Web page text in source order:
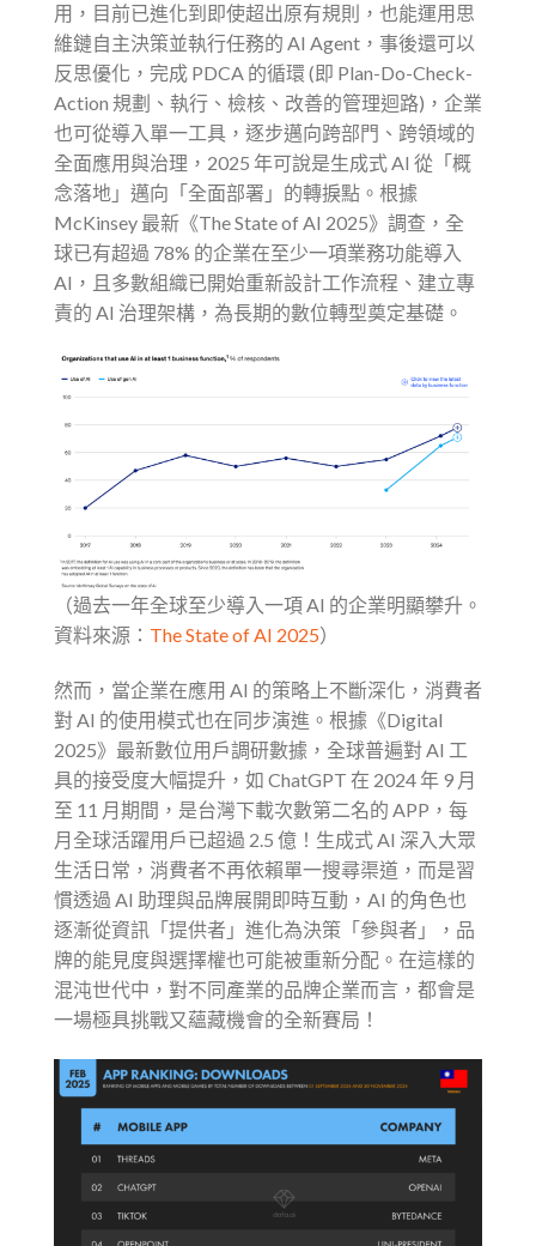
用，目前已進化到即使超出原有規則，也能運用思
維鏈自主決策並執行任務的 AI Agent，事後還可以
反思優化，完成 PDCA 的循環 (即 Plan-Do-Check-
Action 規劃、執行、檢核、改善的管理迴路)，企業
也可從導入單一工具，逐步邁向跨部門、跨領域的
全面應用與治理，2025 年可說是生成式 AI 從「概
念落地」邁向「全面部署」的轉捩點。根據
McKinsey 最新《The State of AI 2025》調查，全
球已有超過 78% 的企業在至少一項業務功能導入
AI，且多數組織已開始重新設計工作流程、建立專
責的 AI 治理架構，為長期的數位轉型奠定基礎。
（過去一年全球至少導入一項 AI 的企業明顯攀升。
資料來源： The State of AI 2025）
然而，當企業在應用 AI 的策略上不斷深化，消費者
對 AI 的使用模式也在同步演進。根據《Digital
2025》最新數位用戶調研數據，全球普遍對 AI 工
具的接受度大幅提升，如 ChatGPT 在 2024 年 9 月
至 11 月期間，是台灣下載次數第二名的 APP，每
月全球活躍用戶已超過 2.5 億！生成式 AI 深入大眾
生活日常，消費者不再依賴單一搜尋渠道，而是習
慣透過 AI 助理與品牌展開即時互動，AI 的角色也
逐漸從資訊「提供者」進化為決策「參與者」，品
牌的能見度與選擇權也可能被重新分配。在這樣的
混沌世代中，對不同產業的品牌企業而言，都會是
一場極具挑戰又蘊藏機會的全新賽局！